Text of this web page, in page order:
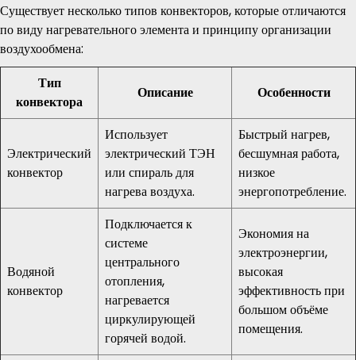
Существует несколько типов конвекторов, которые отличаются
по виду нагревательного элемента и принципу организации
воздухообмена:
Тип
конвектора
Описание Особенности
Электрический
конвектор
Использует
электрический ТЭН
или спираль для
нагрева воздуха.
Быстрый нагрев,
бесшумная работа,
низкое
энергопотребление.
Водяной
конвектор
Подключается к
системе
центрального
отопления,
нагревается
циркулирующей
горячей водой.
Экономия на
электроэнергии,
высокая
эффективность при
большом объёме
помещения.